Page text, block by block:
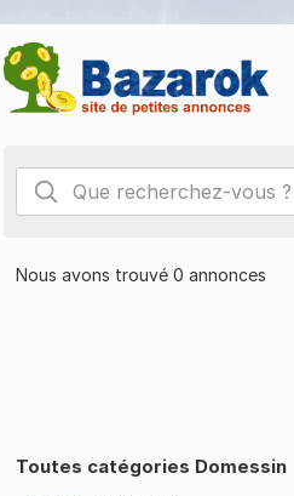
Nous avons trouvé 0 annonces
Toutes catégories Domessin